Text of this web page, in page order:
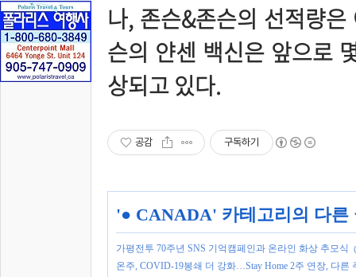
나, 존슨&존슨의 선적량
슨의 얀센 백신은 앞으로
상되고 있다.
공감 구독하기
'● CANADA' 카테고리의 다른
가평전투 70주년 SNS 기억캠페인과 온라인 화상 추모식
온주, COVID-19봉쇄 더 강화…Stay Home 2주 연장, 다른